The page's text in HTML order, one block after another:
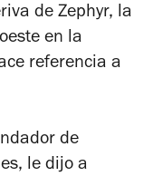
de Zephyr, la
en la
referencia a
de
le dijo a